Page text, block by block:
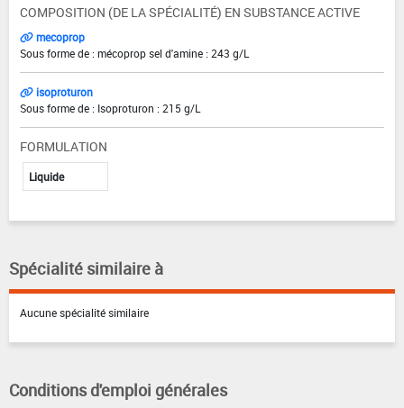
COMPOSITION (DE LA SPÉCIALITÉ) EN SUBSTANCE ACTIVE
mecoprop
Sous forme de : mécoprop sel d'amine : 243 g/L
isoproturon
Sous forme de : Isoproturon : 215 g/L
FORMULATION
Liquide
Spécialité similaire à
Aucune spécialité similaire
Conditions d'emploi générales